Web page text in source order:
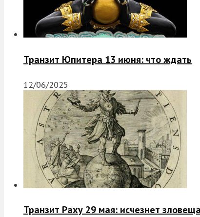
Транзит Юпитера 13 июня: что ждать
12/06/2025
Транзит Раху 29 мая: исчезнет